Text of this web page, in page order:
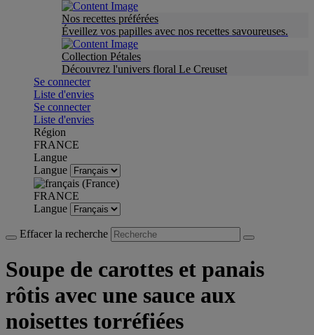
Nos recettes préférées
Éveillez vos papilles avec nos recettes savoureuses.
Collection Pétales
Découvrez l'univers floral Le Creuset
Se connecter
Liste d'envies
Se connecter
Liste d'envies
Région
FRANCE
Langue
Langue
FRANCE
Langue
Effacer la recherche
Soupe de carottes et panais
rôtis avec une sauce aux
noisettes torréfiées